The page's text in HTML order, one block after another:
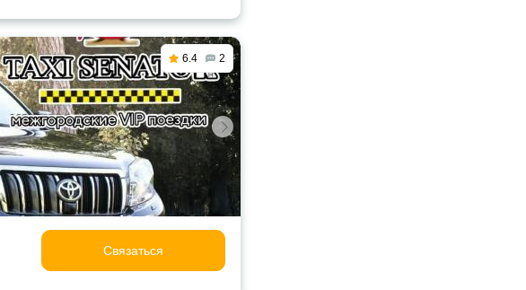
6.4 2
Связаться